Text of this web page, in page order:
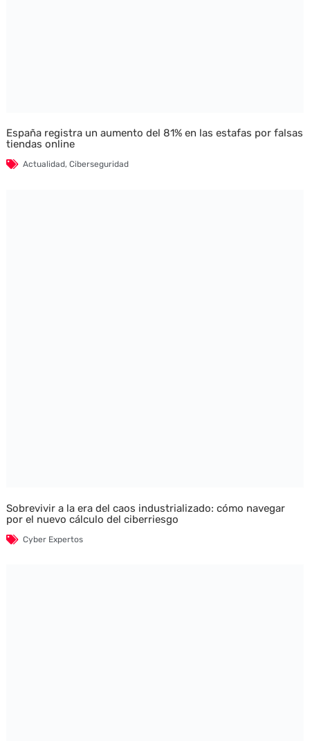
España registra un aumento del 81% en las estafas por falsas
tiendas online
Actualidad, Ciberseguridad
Sobrevivir a la era del caos industrializado: cómo navegar
por el nuevo cálculo del ciberriesgo
Cyber Expertos